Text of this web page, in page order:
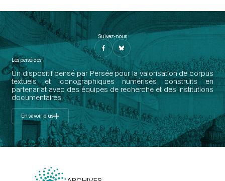
Suivez-nous
Les perséides
Un dispositif pensé par Persée pour la valorisation de corpus
textuels et iconographiques numérisés construits en
partenariat avec des équipes de recherche et des institutions
documentaires.
En savoir plus